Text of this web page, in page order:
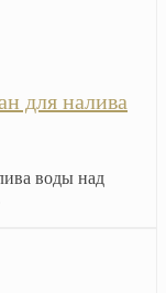
для налива
воды над